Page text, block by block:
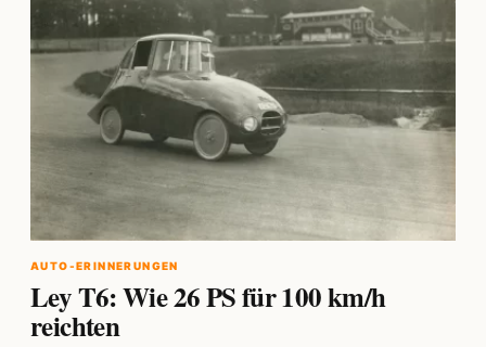
AUTO-ERINNERUNGEN
Ley T6: Wie 26 PS für 100 km/h
reichten